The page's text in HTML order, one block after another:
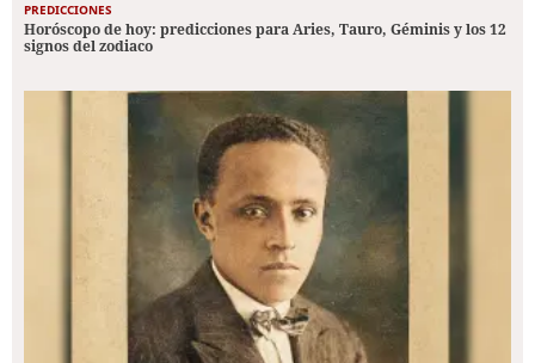
PREDICCIONES
Horóscopo de hoy: predicciones para Aries, Tauro, Géminis y los 12
signos del zodiaco